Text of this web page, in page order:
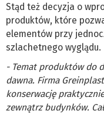
Stąd też decyzja o
produktów, które
elementów przy
szlachetnego wyglądu.
- Temat produktów do
dawna. Firma
konserwację
zewnątrz budynków.